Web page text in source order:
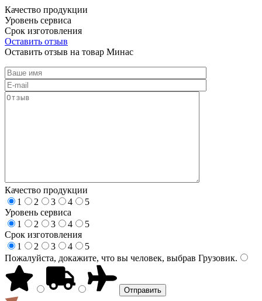
Качество продукции
Уровень сервиса
Срок изготовления
Оставить отзыв
Оставить отзыв на товар Минас
Качество продукции
1
2 3 4
5
Уровень сервиса
1
2 3 4
5
Срок изготовления
1
2 3 4
5
Пожалуйста, докажите, что вы человек, выбрав Грузовик.